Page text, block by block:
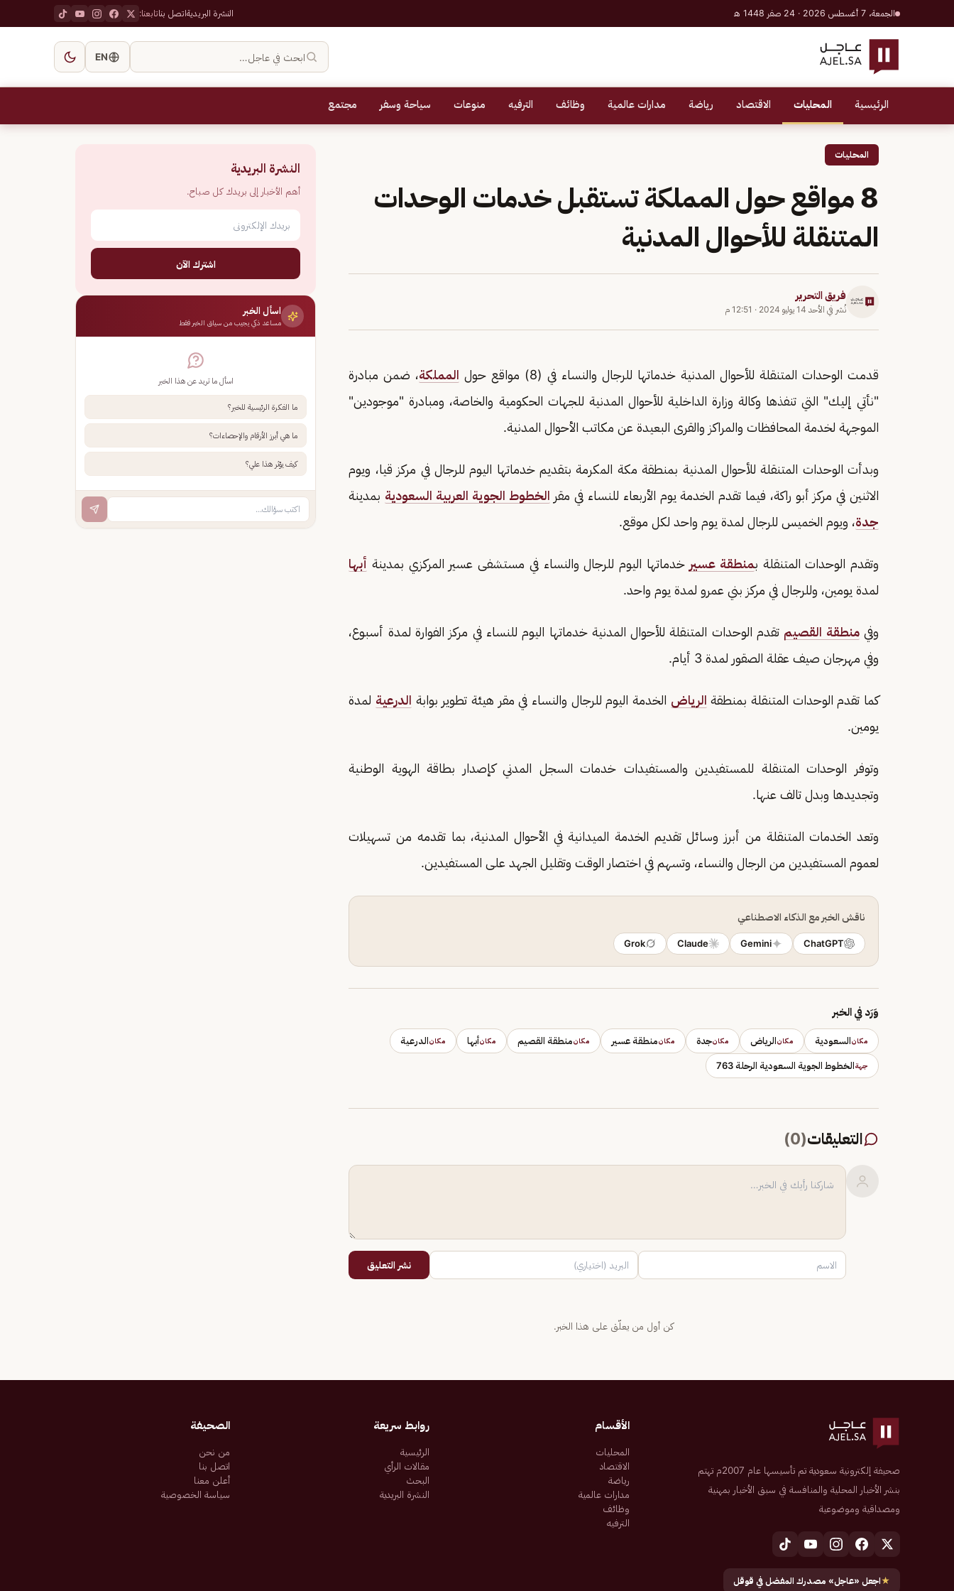
الجمعة، 7 أغسطس 2026 · 24 صفر 1448 هـ النشرة البريديةاتصل بناتابعنا:
ابحث في عاجل… EN
الرئيسية المحليات الاقتصاد رياضة مدارات عالمية وظائف الترفيه منوعات سياحة وسفر مجتمع
المحليات
8 مواقع حول المملكة تستقبل خدمات الوحدات
المتنقلة للأحوال المدنية
فريق التحرير
نُشر في الأحد 14 يوليو 2024 · 12:51 م
قدمت الوحدات المتنقلة للأحوال المدنية خدماتها للرجال والنساء في (8) مواقع حول المملكة، ضمن مبادرة
"نأتي إليك" التي تنفذها وكالة وزارة الداخلية للأحوال المدنية للجهات الحكومية والخاصة، ومبادرة "موجودين"
الموجهة لخدمة المحافظات والمراكز والقرى البعيدة عن مكاتب الأحوال المدنية.
وبدأت الوحدات المتنقلة للأحوال المدنية بمنطقة مكة المكرمة بتقديم خدماتها اليوم للرجال في مركز قيا، ويوم
الاثنين في مركز أبو راكة، فيما تقدم الخدمة يوم الأربعاء للنساء في مقر الخطوط الجوية العربية السعودية بمدينة
جدة، ويوم الخميس للرجال لمدة يوم واحد لكل موقع.
وتقدم الوحدات المتنقلة بمنطقة عسير خدماتها اليوم للرجال والنساء في مستشفى عسير المركزي بمدينة أبها
لمدة يومين، وللرجال في مركز بني عمرو لمدة يوم واحد.
وفيمنطقة القصيم تقدم الوحدات المتنقلة للأحوال المدنية خدماتها اليوم للنساء في مركز الفوارة لمدة أسبوع،
وفي مهرجان صيف عقلة الصقور لمدة 3 أيام.
كما تقدم الوحدات المتنقلة بمنطقة الرياض الخدمة اليوم للرجال والنساء في مقر هيئة تطوير بوابة الدرعية لمدة
يومين.
وتوفر الوحدات المتنقلة للمستفيدين والمستفيدات خدمات السجل المدني كإصدار بطاقة الهوية الوطنية
وتجديدها وبدل تالف عنها.
وتعد الخدمات المتنقلة من أبرز وسائل تقديم الخدمة الميدانية في الأحوال المدنية، بما تقدمه من تسهيلات
لعموم المستفيدين من الرجال والنساء، وتسهم في اختصار الوقت وتقليل الجهد على المستفيدين.
ناقش الخبر مع الذكاء الاصطناعي
ChatGPT
Gemini
Claude
Grok
وَرَد في الخبر
مكانالسعودية مكانالرياض مكانجدة مكانمنطقة عسير مكانمنطقة القصيم مكانأبها مكانالدرعية
جهةالخطوط الجوية السعودية الرحلة 763
التعليقات(
0
)
نشر التعليق
كن أول من يعلّق على هذا الخبر.
النشرة البريدية
أهم الأخبار إلى بريدك كل صباح.
اشترك الآن
اسأل الخبر
مساعد ذكي يجيب من سياق الخبر فقط
اسأل ما تريد عن هذا الخبر
ما الفكرة الرئيسية للخبر؟
ما هي أبرز الأرقام والإحصاءات؟
كيف يؤثر هذا علي؟
صحيفة إلكترونية سعودية تم تأسيسها عام 2007م تهتم
بنشر الأخبار المحلية والمنافسة في سبق الأخبار بمهنية
ومصداقية وموضوعية
★اجعل «عاجل» مصدرك المفضل في قوقل
الأقسام
المحليات
الاقتصاد
رياضة
مدارات عالمية
وظائف
الترفيه
روابط سريعة
الرئيسية
مقالات الرأي
البحث
النشرة البريدية
الصحيفة
من نحن
اتصل بنا
أعلن معنا
سياسة الخصوصية